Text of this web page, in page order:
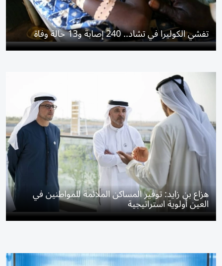
تفشي الكوليرا في تشاد.. 240 إصابة و13 حالة وفاة
هزاع بن زايد: توفير المساكن الملائمة للمواطنين في
العين أولوية استراتيجية